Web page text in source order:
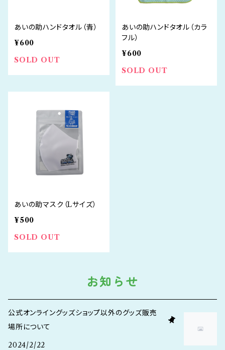
あいの助ハンドタオル（青）
¥600
SOLD OUT
あいの助ハンドタオル（カラ
フル）
¥600
SOLD OUT
あいの助マスク（Lサイズ）
¥500
SOLD OUT
お知らせ
公式オンライングッズショップ以外のグッズ販売
場所について
2024/2/22